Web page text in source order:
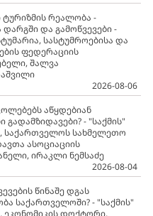
რეალობა -
და გამოწვევები -
სასტუმროებისა და
ფედერაციის
შალვა
2026-08-06
აწყდებიან
- "საქმის"
საქართველოს სახმელეთო
ასოციაციის
ირაკლი ნემსაძე
2026-08-04
წინაშე დგას
საქართველოში? - "საქმის"
ეკონომიკის დოქტორი,